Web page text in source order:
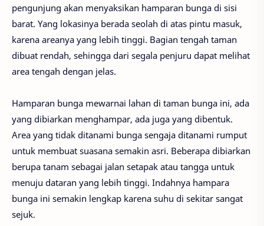
pengunjung akan menyaksikan hamparan bunga di sisi
barat. Yang lokasinya berada seolah di atas pintu masuk,
karena areanya yang lebih tinggi. Bagian tengah taman
dibuat rendah, sehingga dari segala penjuru dapat melihat
area tengah dengan jelas.
Hamparan bunga mewarnai lahan di taman bunga ini, ada
yang dibiarkan menghampar, ada juga yang dibentuk.
Area yang tidak ditanami bunga sengaja ditanami rumput
untuk membuat suasana semakin asri. Beberapa dibiarkan
berupa tanam sebagai jalan setapak atau tangga untuk
menuju dataran yang lebih tinggi. Indahnya hampara
bunga ini semakin lengkap karena suhu di sekitar sangat
sejuk.